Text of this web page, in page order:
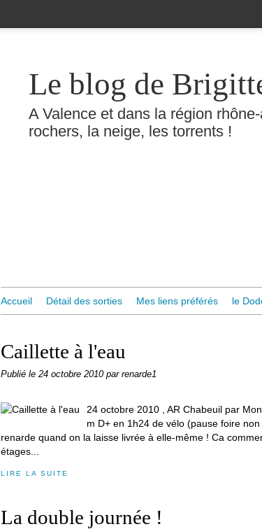
Le blog de
A Valence et dans la région
rochers, la neige, les torrents !
Accueil Détail des sorties Mes liens préférés le
Caillette à l'eau
Publié le 24 octobre 2010 par renarde1
24 octobre 2010 , AR Chabeuil par
m D+ en 1h24 de vélo (pause foire
renarde quand on la laisse livrée à elle-même ! Ca
étages...
LIRE LA SUITE
La double journée !